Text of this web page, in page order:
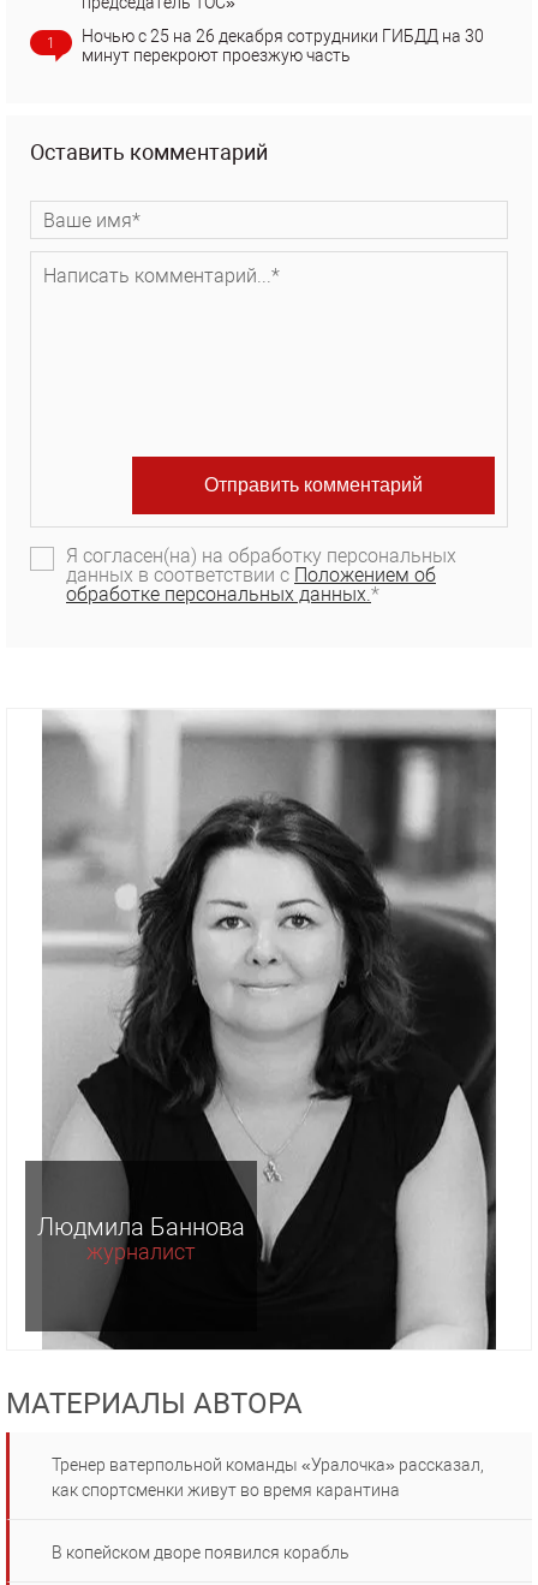
1
Ночью с 25 на 26 декабря сотрудники ГИБДД на 30
минут перекроют проезжую часть
Оставить комментарий
Я согласен(на) на обработку персональных
данных в соответствии с Положением об
обработке персональных данных.*
Людмила Баннова
журналист
МАТЕРИАЛЫ АВТОРА
Тренер ватерпольной команды «Уралочка» рассказал,
как спортсменки живут во время карантина
В копейском дворе появился корабль